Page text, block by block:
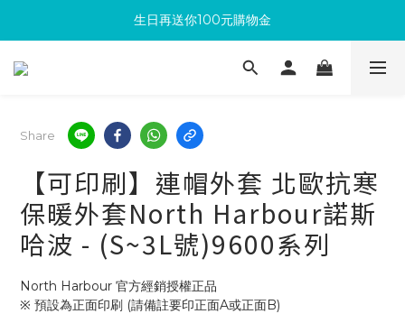
滿300回饋10%購物金
滿300回饋10%購物金
Share
【可印刷】連帽外套 北歐抗寒
保暖外套North Harbour諾斯
哈波 - (S~3L號)9600系列
North Harbour 官方經銷授權正品
※ 預設為正面印刷 (請備註要印正面A或正面B)